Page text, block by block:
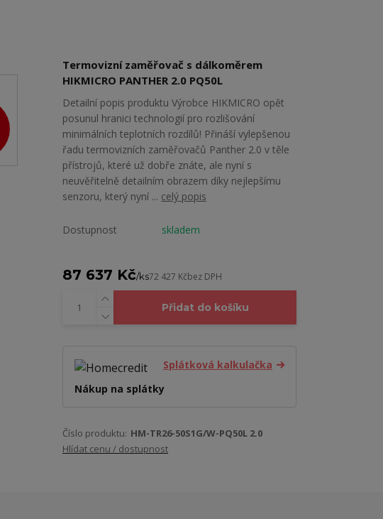
Termovizní zaměřovač s dálkoměrem
HIKMICRO PANTHER 2.0 PQ50L
Detailní popis produktu Výrobce HIKMICRO opět
posunul hranici technologií pro rozlišování
minimálních teplotních rozdílů! Přináší vylepšenou
řadu termovizních zaměřovačů Panther 2.0 v těle
přístrojů, které už dobře znáte, ale nyní s
neuvěřitelně detailním obrazem díky nejlepšímu
senzoru, který nyní ... celý popis
Dostupnost skladem
87 637 Kč/ks72 427 Kčbez DPH
Přidat do košíku
Splátková kalkulačka
Nákup na splátky
Číslo produktu: HM-TR26-50S1G/W-PQ50L 2.0
Hlídat cenu / dostupnost